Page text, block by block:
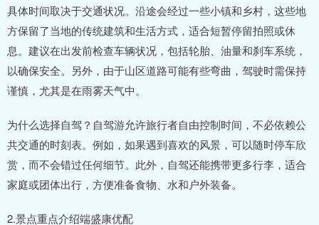
具体时间取决于交通状况。沿途会经过一些小镇和乡村，这些地
方保留了当地的传统建筑和生活方式，适合短暂停留拍照或休
息。建议在出发前检查车辆状况，包括轮胎、油量和刹车系统，
以确保安全。另外，由于山区道路可能有些弯曲，驾驶时需保持
谨慎，尤其是在雨雾天气中。
为什么选择自驾？自驾游允许旅行者自由控制时间，不必依赖公
共交通的时刻表。例如，如果遇到喜欢的风景，可以随时停车欣
赏，而不会错过任何细节。此外，自驾还能携带更多行李，适合
家庭或团体出行，方便准备食物、水和户外装备。
2.景点重点介绍端盛康优配